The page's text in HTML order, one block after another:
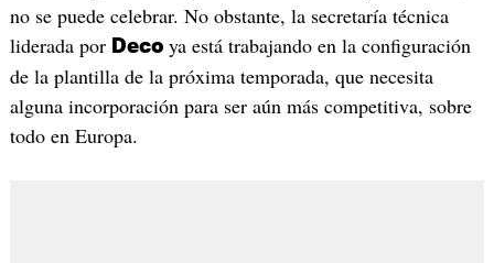
no se puede celebrar. No obstante, la secretaría técnica
liderada por Deco ya está trabajando en la configuración
de la plantilla de la próxima temporada, que necesita
alguna incorporación para ser aún más competitiva, sobre
todo en Europa.